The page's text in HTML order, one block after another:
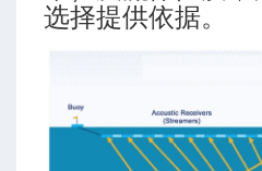
选择提供依据。